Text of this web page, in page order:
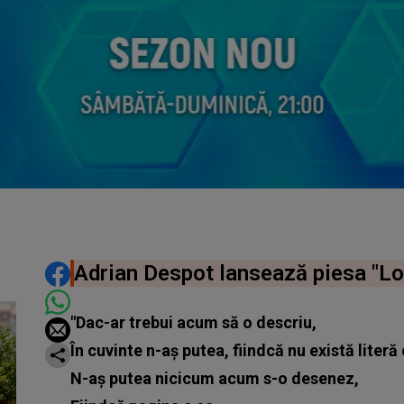
DISTRIBUIE ARTICOLUL
Adrian Despot lansează piesa
"Dac-ar trebui acum să o descriu,
În cuvinte n-aș putea, fiindcă nu există literă
N-aș putea nicicum acum s-o desenez,